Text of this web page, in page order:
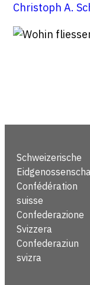
Christoph A.
Schweizerische
Confédération
suisse
Confederazione
Svizzera
Confederaziun
svizra